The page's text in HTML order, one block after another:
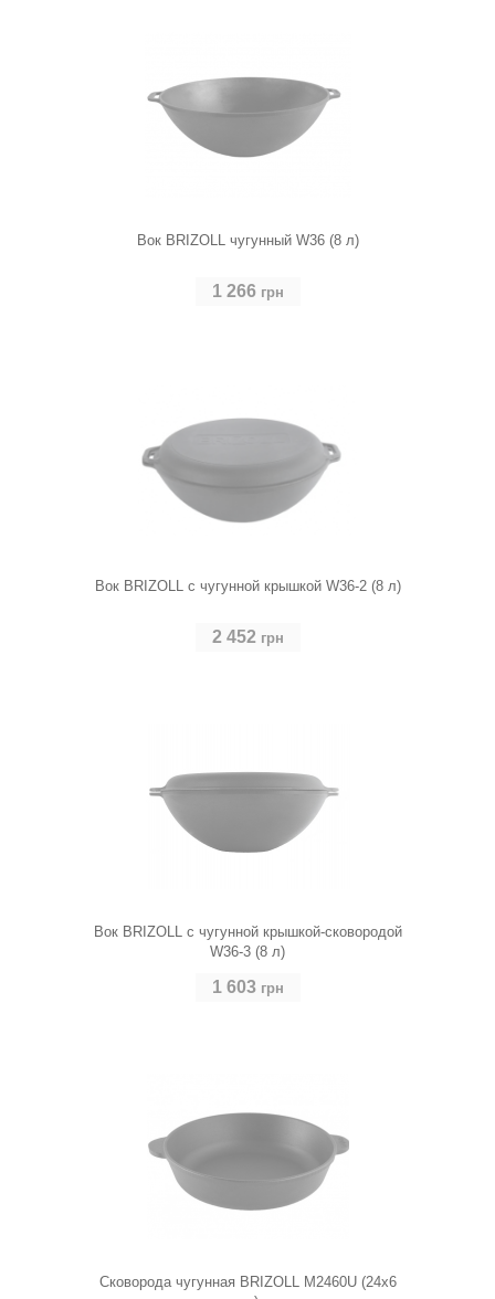
Вок BRIZOLL чугунный W36 (8 л)
1 266 грн
Вок BRIZOLL с чугунной крышкой W36-2 (8 л)
2 452 грн
Вок BRIZOLL с чугунной крышкой-сковородой
W36-3 (8 л)
1 603 грн
Сковорода чугунная BRIZOLL M2460U (24х6